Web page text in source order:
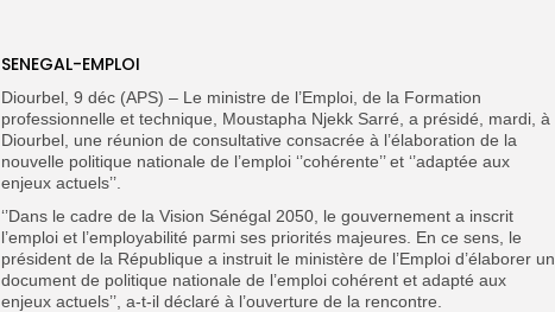
SENEGAL-EMPLOI
Diourbel, 9 déc (APS) – Le ministre de l’Emploi, de la Formation
professionnelle et technique, Moustapha Njekk Sarré, a présidé, mardi, à
Diourbel, une réunion de consultative consacrée à l’élaboration de la
nouvelle politique nationale de l’emploi ‘’cohérente’’ et ‘’adaptée aux
enjeux actuels’’.
‘’Dans le cadre de la Vision Sénégal 2050, le gouvernement a inscrit
l’emploi et l’employabilité parmi ses priorités majeures. En ce sens, le
président de la République a instruit le ministère de l’Emploi d’élaborer un
document de politique nationale de l’emploi cohérent et adapté aux
enjeux actuels’’, a-t-il déclaré à l’ouverture de la rencontre.